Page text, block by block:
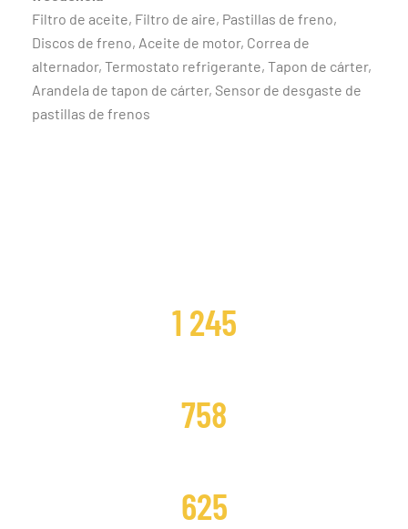
Filtro de aceite, Filtro de aire, Pastillas de freno,
Discos de freno, Aceite de motor, Correa de
alternador, Termostato refrigerante, Tapon de cárter,
Arandela de tapon de cárter, Sensor de desgaste de
pastillas de frenos
1 245
758
625